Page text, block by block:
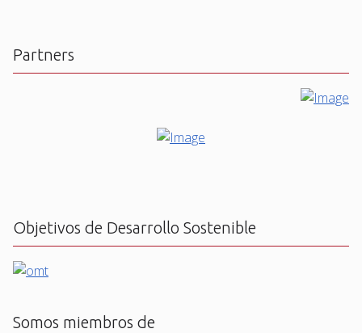
Partners
Objetivos de Desarrollo Sostenible
Somos miembros de